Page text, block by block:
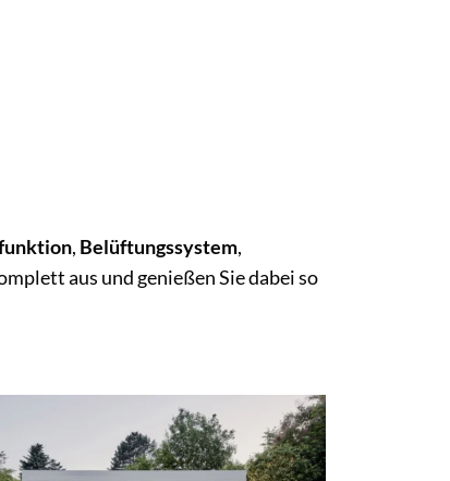
, Belüftungssystem,
aus und genießen Sie dabei so